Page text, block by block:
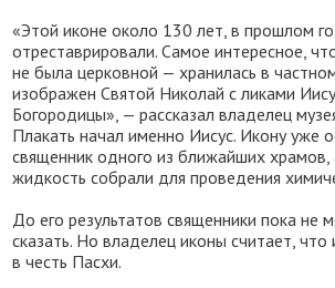
«Этой иконе около 130 лет, в прошлом
отреставрировали. Самое интересное,
не была церковной — хранилась в
изображен Святой Николай с ликами
Богородицы», — рассказал владелец
Плакать начал именно Иисус. Икону уже
священник одного из ближайших храмов,
жидкость собрали для проведения
До его результатов священники пока не
сказать. Но владелец иконы считает, что
в честь Пасхи.